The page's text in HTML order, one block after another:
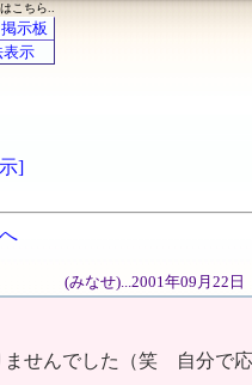
はこちら..
掲示板
表示
]
(みなせ)...2001年09月22日
ませんでした（笑 自分で